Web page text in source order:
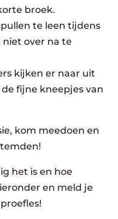
broek.
te leen tijdens
niet over na te
kijken er naar uit
fijne kneepjes van
kom meedoen en
het is en hoe
en meld je